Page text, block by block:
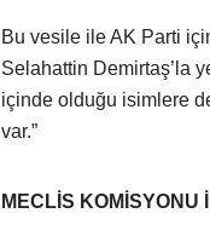
Bu vesile ile AK Parti
Selahattin Demirtaş’la
içinde olduğu isimlere
var.”
MECLİS KOMİSYONU